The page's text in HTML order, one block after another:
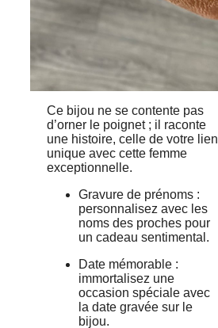
Ce bijou ne se contente pas
d’orner le poignet ; il raconte
une histoire, celle de votre lien
unique avec cette femme
exceptionnelle.
Gravure de prénoms :
personnalisez avec les
noms des proches pour
un cadeau sentimental.
Date mémorable :
immortalisez une
occasion spéciale avec
la date gravée sur le
bijou.